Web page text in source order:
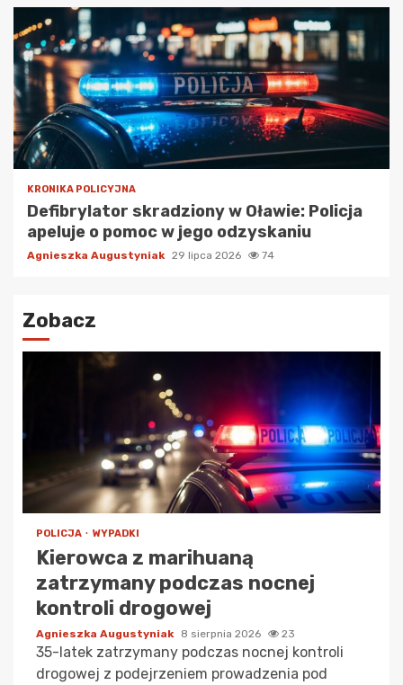
KRONIKA POLICYJNA
Defibrylator skradziony w Oławie: Policja
apeluje o pomoc w jego odzyskaniu
Agnieszka Augustyniak 29 lipca 2026 74
Zobacz
POLICJA WYPADKI
Kierowca z marihuaną
zatrzymany podczas nocnej
kontroli drogowej
Agnieszka Augustyniak 8 sierpnia 2026 23
35-latek zatrzymany podczas nocnej kontroli
drogowej z podejrzeniem prowadzenia pod